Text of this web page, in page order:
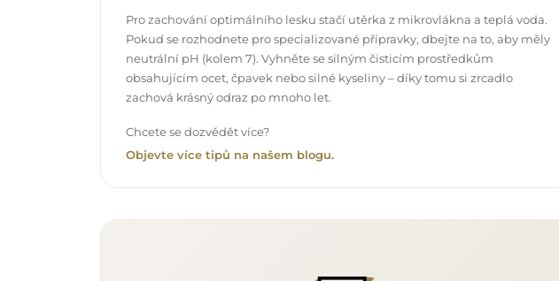
Pro zachování optimálního lesku stačí utěrka z mikrovlákna a teplá voda.
Pokud se rozhodnete pro specializované přípravky, dbejte na to, aby měly
neutrální pH (kolem 7). Vyhněte se silným čisticím prostředkům
obsahujícím ocet, čpavek nebo silné kyseliny – díky tomu si zrcadlo
zachová krásný odraz po mnoho let.
Chcete se dozvědět více?
Objevte více tipů na našem blogu.